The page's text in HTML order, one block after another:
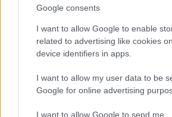
Google consents
I want to allow Google to enable
related to advertising like cookies
device identifiers in apps.
I want to allow my user data to be
Google for online advertising
I want to allow Google to send me
αξίες για εσάς και σήμερα
κατευθυνθείτε προς αυτή την
συνέχεια εδώ